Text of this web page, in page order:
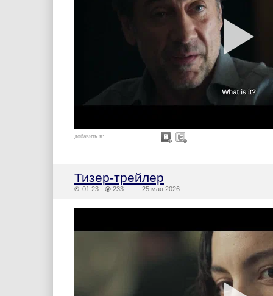
добавить в:
Тизер-трейлер
01:23 233 — 25 мая 2026